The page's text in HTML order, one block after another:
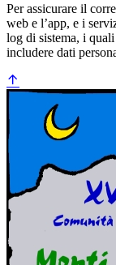
Per assicurare il
web e l’app, e i
log di sistema, i
includere dati